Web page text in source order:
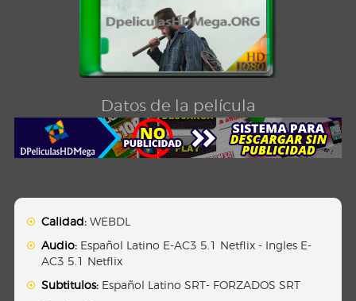
Datos de la película
Calidad: WEBDL
Audio: Español Latino E-AC3 5.1 Netflix - Ingles E-
AC3 5.1 Netflix
Subtitulos: Español Latino SRT- FORZADOS SRT